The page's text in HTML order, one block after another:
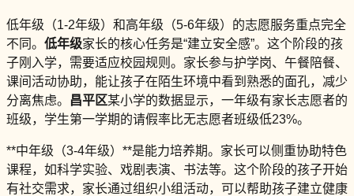
低年级（1-2年级）和高年级（5-6年级）的志愿服务重点完全
不同。 低年级家长的核心任务是“建立安全感”。这个阶段的孩
子刚入学，需要适应校园规则。家长参与护学岗、午餐陪餐、
课间活动协助，能让孩子在陌生环境中看到熟悉的面孔，减少
分离焦虑。 昌平区某小学的数据显示，一年级有家长志愿者的
班级，学生第一学期的请假率比无志愿者班级低23%。
**中年级（3-4年级）**是能力培养期。家长可以侧重协助特色
课程，如科学实验、戏剧表演、书法等。这个阶段的孩子开始
有社交需求，家长通过组织小组活动，可以帮助孩子建立健康